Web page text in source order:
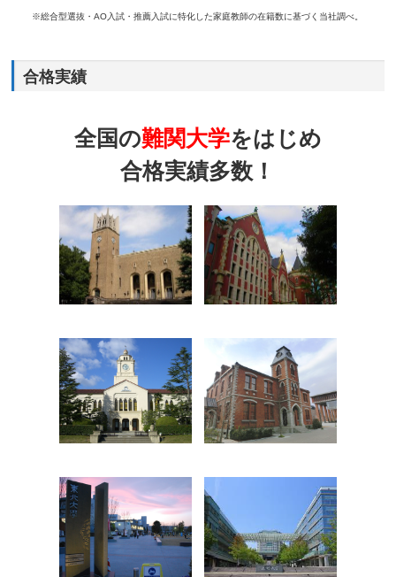
※総合型選抜・AO入試・推薦入試に特化した家庭教師の在籍数に基づく当社調べ。
合格実績
全国の難関大学をはじめ
合格実績多数！